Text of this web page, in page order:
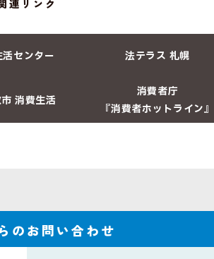
連リンク
センター 法テラス 札幌
消費生活
消費者庁
『消費者ホットライン』
のお問い合わせ